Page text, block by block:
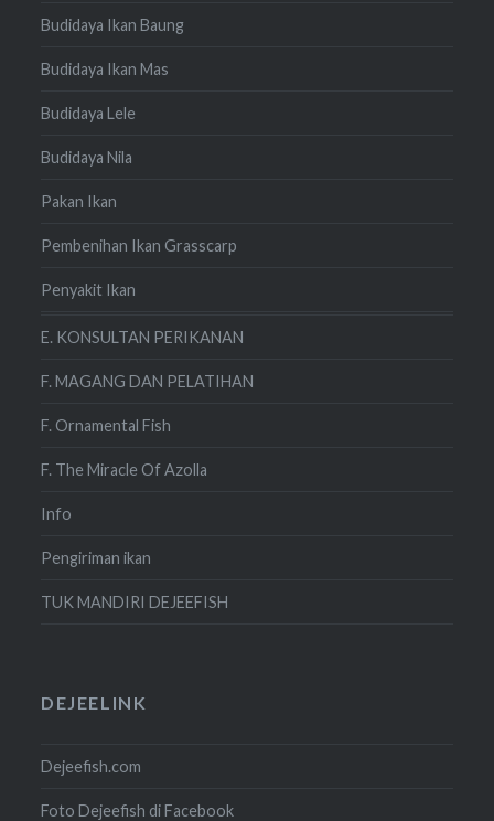
Budidaya Ikan Baung
Budidaya Ikan Mas
Budidaya Lele
Budidaya Nila
Pakan Ikan
Pembenihan Ikan Grasscarp
Penyakit Ikan
E. KONSULTAN PERIKANAN
F. MAGANG DAN PELATIHAN
F. Ornamental Fish
F. The Miracle Of Azolla
Info
Pengiriman ikan
TUK MANDIRI DEJEEFISH
DEJEELINK
Dejeefish.com
Foto Dejeefish di Facebook